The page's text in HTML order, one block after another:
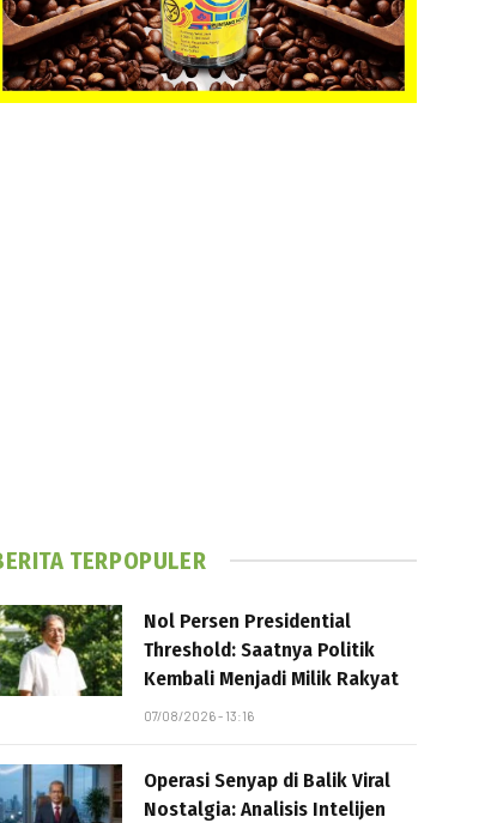
TERPOPULER
Nol Persen Presidential
Threshold: Saatnya Politik
Kembali Menjadi Milik Rakyat
07/08/2026 - 13:16
Operasi Senyap di Balik Viral
Nostalgia: Analisis Intelijen